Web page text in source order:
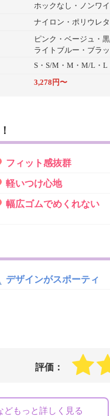
ホックなし ノンワ
ナイロン ポリウレ
ピンク ベージュ 黒
ライトブルー
ブラ
S・S/M・M・M/L・L
3,278円〜
フィット感抜群
軽いつけ心地
幅広ゴムでめくれない
デザインがスポーティ
評価：
どもっと詳しく見る